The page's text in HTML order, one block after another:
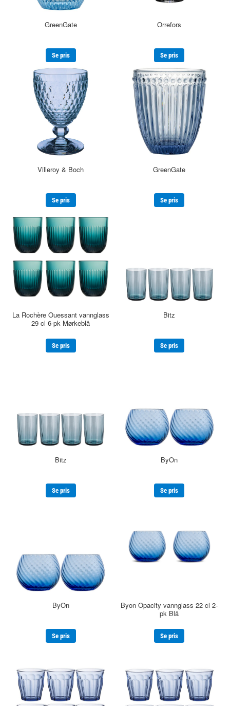
GreenGate
Se pris
Orrefors
Se pris
Villeroy & Boch
Se pris
GreenGate
Se pris
La Rochère Ouessant vannglass
29 cl 6-pk Mørkeblå
Se pris
Bitz
Se pris
Bitz
Se pris
ByOn
Se pris
ByOn
Se pris
Byon Opacity vannglass 22 cl 2-
pk Blå
Se pris